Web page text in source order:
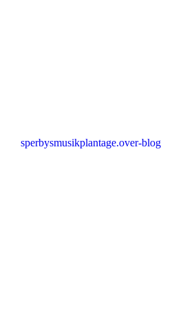
sperbysmusikplantage.over-blog